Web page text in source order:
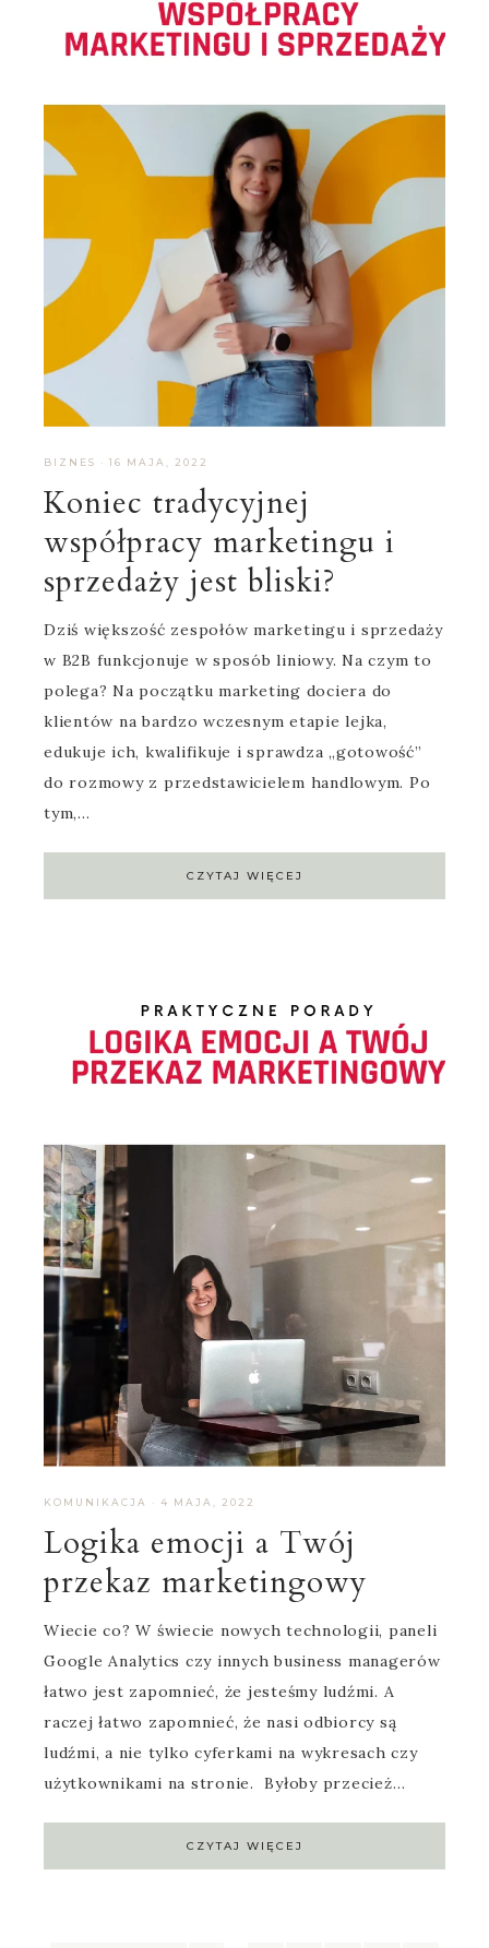
BIZNES · 16 MAJA, 2022
Koniec tradycyjnej
współpracy marketingu i
sprzedaży jest bliski?
Dziś większość zespołów marketingu i sprzedaży
w B2B funkcjonuje w sposób liniowy. Na czym to
polega? Na początku marketing dociera do
klientów na bardzo wczesnym etapie lejka,
edukuje ich, kwalifikuje i sprawdza „gotowość”
do rozmowy z przedstawicielem handlowym. Po
tym,…
CZYTAJ WIĘCEJ
KOMUNIKACJA · 4 MAJA, 2022
Logika emocji a Twój
przekaz marketingowy
Wiecie co? W świecie nowych technologii, paneli
Google Analytics czy innych business managerów
łatwo jest zapomnieć, że jesteśmy ludźmi. A
raczej łatwo zapomnieć, że nasi odbiorcy są
ludźmi, a nie tylko cyferkami na wykresach czy
użytkownikami na stronie. Byłoby przecież…
CZYTAJ WIĘCEJ